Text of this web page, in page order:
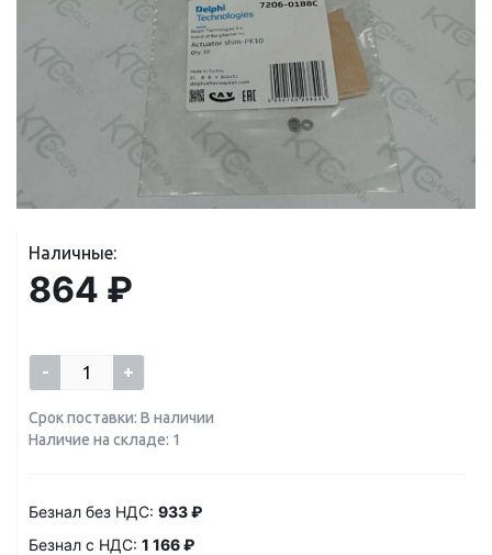
Наличные:
864 ₽
- +
Срок поставки: В наличии
Наличие на складе: 1
Безнал без НДС: 933 ₽
Безнал с НДС: 1 166 ₽